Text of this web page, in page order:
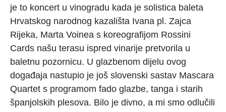
je to koncert u vinogradu kada je solistica baleta
Hrvatskog narodnog kazališta Ivana pl. Zajca
Rijeka, Marta Voinea s koreografijom Rossini
Cards našu terasu ispred vinarije pretvorila u
baletnu pozornicu. U glazbenom dijelu ovog
događaja nastupio je još slovenski sastav Mascara
Quartet s programom fado glazbe, tanga i starih
španjolskih plesova. Bilo je divno, a mi smo odlučili